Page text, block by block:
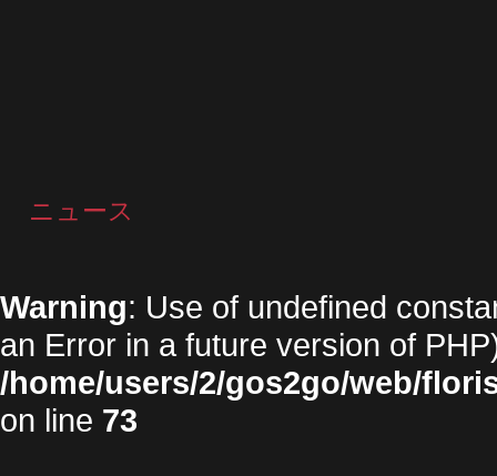
ニュース
Warning: Use of undefined
an Error in a future version of
/home/users/2/gos2go/web/
on line 73